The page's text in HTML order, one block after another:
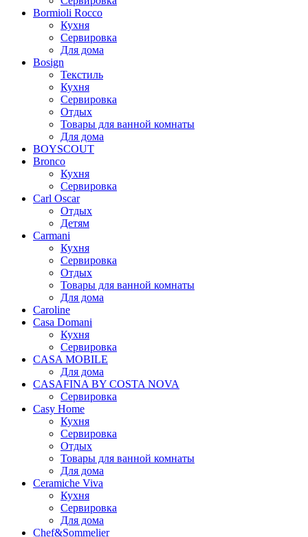
Bormioli Rocco
Кухня
Сервировка
Для дома
Bosign
Текстиль
Кухня
Сервировка
Отдых
Товары для ванной комнаты
Для дома
BOYSCOUT
Bronco
Кухня
Сервировка
Carl Oscar
Отдых
Детям
Carmani
Кухня
Сервировка
Отдых
Товары для ванной комнаты
Для дома
Caroline
Casa Domani
Кухня
Сервировка
CASA MOBILE
Для дома
CASAFINA BY COSTA NOVA
Сервировка
Casy Home
Кухня
Сервировка
Отдых
Товары для ванной комнаты
Для дома
Ceramiche Viva
Кухня
Сервировка
Для дома
Chef&Sommelier